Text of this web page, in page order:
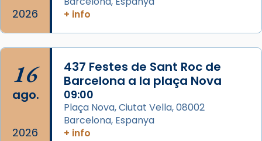
Mataró en reivindicarà les relíq
...
2026
+ info
16
ago.
2026
437 Festes de Sant Roc de
Barcelona a la plaça Nova
09:00
Plaça Nova, Ciutat Vella, 08002
Barcelona, Espanya
+ info